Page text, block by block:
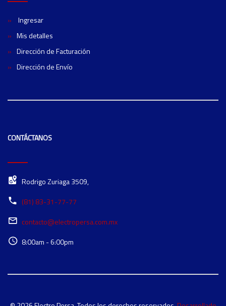
Ingresar
Mis detalles
Dirección de Facturación
Dirección de Envío
CONTÁCTANOS
Rodrigo Zuriaga 3509,
(81) 83-31-77-77
contacto@electropersa.com.mx
8:00am - 6:00pm